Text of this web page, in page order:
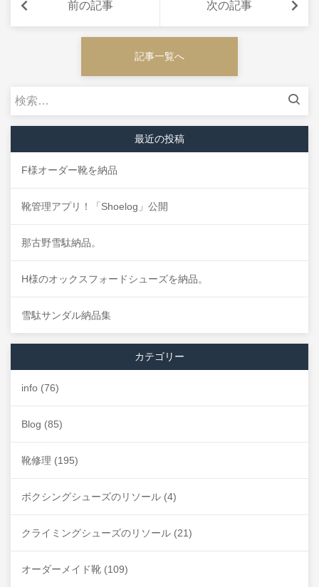
前の記事 次の記事
記事一覧へ
検
最近の投稿
F様オーダー靴を納品
靴管理アプリ！「Shoelog」公開
那古野雪駄納品。
H様のオックスフォードシューズを納品。
雪駄サンダル納品集
カテゴリー
info (76)
Blog (85)
靴修理 (195)
ボクシングシューズのリソール (4)
クライミングシューズのリソール (21)
オーダーメイド靴 (109)